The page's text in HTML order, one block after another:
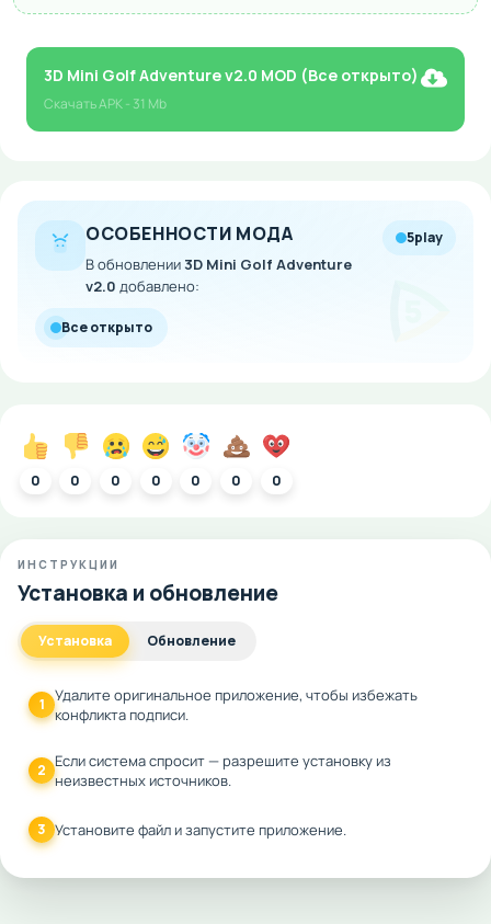
3D Mini Golf Adventure v2.0 MOD (Все открыто)
СкачатьAPK- 31 Mb
ОСОБЕННОСТИ МОДА
В обновлении 3D Mini Golf Adventure
v2.0 добавлено:
5play
Все открыто
0 0 0 0 0 0 0
ИНСТРУКЦИИ
Установка и обновление
Установка Обновление
1 Удалите оригинальное приложение, чтобы избежать
конфликта подписи.
2 Если система спросит — разрешите установку из
неизвестных источников.
3 Установите файл и запустите приложение.